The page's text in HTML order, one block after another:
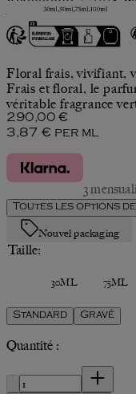
Love In
Floral frais, vivifiant,
Frais et floral, le
véritable fragrance
Prix actuel :
290,00 €
3,87 € per ml
3
Toutes les options
Nouvel packaging
Taille:
30ML 75ML
Standard Gravé
Quantité :
Quantité :